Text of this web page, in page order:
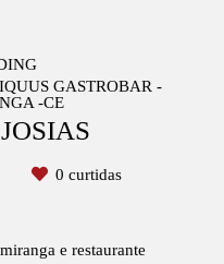
GASTROBAR -
-CE
0 curtidas
e restaurante